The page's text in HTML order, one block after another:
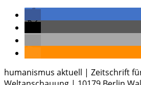
humanismus aktuell | Zeitschrift